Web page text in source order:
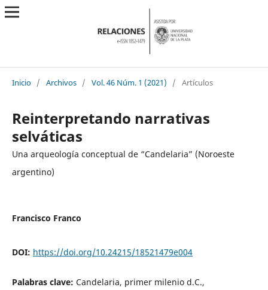
Inicio / Archivos / Vol. 46 Núm. 1 (2021) / Artículos
Reinterpretando narrativas
selváticas
Una arqueología conceptual de “Candelaria” (Noroeste
argentino)
Francisco Franco
DOI: https://doi.org/10.24215/18521479e004
Palabras clave: Candelaria, primer milenio d.C.,